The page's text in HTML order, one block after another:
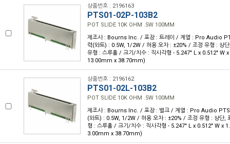
상품번호 : 2196163
PTS01-02P-103B2
POT SLIDE 10K OHM .5W 100MM
제조사 : Bourns Inc. / 포장 : 트레이 / 계열 : Pro Audio
력(와트) : 0.5W, 1/2W / 허용 오차 : ±20% / 조정 유형 : 상
유형 : 스루홀 / 크기/치수 : 직사각형 - 5.247" L x 0.512" W
13.00mm x 38.70mm)
상품번호 : 2196162
PTS01-02L-103B2
POT SLIDE 10K OHM .5W 100MM
제조사 : Bourns Inc. / 포장 : 벌크 / 계열 : Pro Audio
(와트) : 0.5W, 1/2W / 허용 오차 : ±20% / 조정 유형 : 상단,
형 : 스루홀 / 크기/치수 : 직사각형 - 5.247" L x 0.512" W x
3.00mm x 38.70mm)